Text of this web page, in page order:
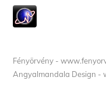
Fényörvény -
Angyalmandala Design -